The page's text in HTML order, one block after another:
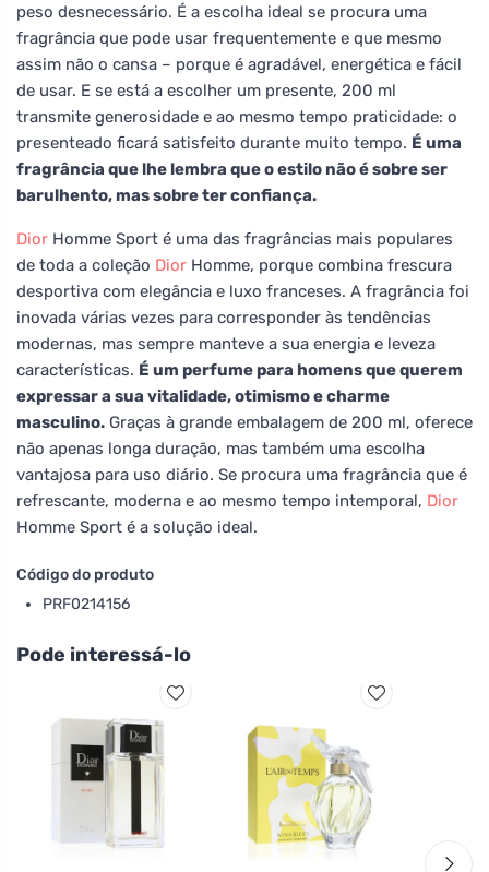
peso desnecessário. É a escolha ideal se procura uma
fragrância que pode usar frequentemente e que mesmo
assim não o cansa – porque é agradável, energética e fácil
de usar. E se está a escolher um presente, 200 ml
transmite generosidade e ao mesmo tempo praticidade: o
presenteado ficará satisfeito durante muito tempo. É uma
fragrância que lhe lembra que o estilo não é sobre ser
barulhento, mas sobre ter confiança.
Dior Homme Sport é uma das fragrâncias mais populares
de toda a coleção Dior Homme, porque combina frescura
desportiva com elegância e luxo franceses. A fragrância foi
inovada várias vezes para corresponder às tendências
modernas, mas sempre manteve a sua energia e leveza
características. É um perfume para homens que querem
expressar a sua vitalidade, otimismo e charme
masculino. Graças à grande embalagem de 200 ml, oferece
não apenas longa duração, mas também uma escolha
vantajosa para uso diário. Se procura uma fragrância que é
refrescante, moderna e ao mesmo tempo intemporal, Dior
Homme Sport é a solução ideal.
Código do produto
PRF0214156
Pode interessá-lo